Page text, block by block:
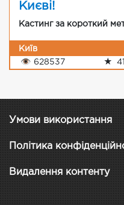
Києві!
Кастинг за короткий
Київ
👁 628537 ★ 41
Умови використання
Політика
Видалення контенту